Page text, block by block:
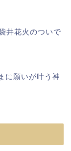
井花火のついで
に願いが叶う神